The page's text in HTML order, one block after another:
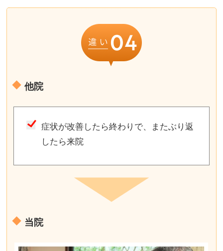
他院
症状が改善したら終わりで、またぶり返
したら来院
当院